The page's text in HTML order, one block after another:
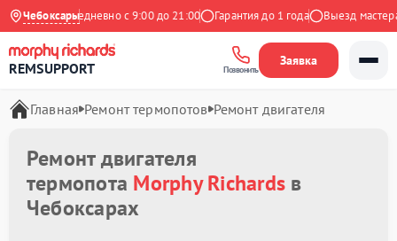
Чебоксары
Ежедневно с 9:00 до 21:00 Гарантия до 1 года Выезд мастера
REMSUPPORT Позвонить
Заявка
Главная Ремонт термопотов Ремонт двигателя
Ремонт двигателя
термопота Morphy Richards в
Чебоксарах